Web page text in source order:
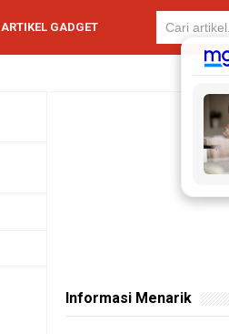
ARTIKEL GADGET
Informasi Menarik